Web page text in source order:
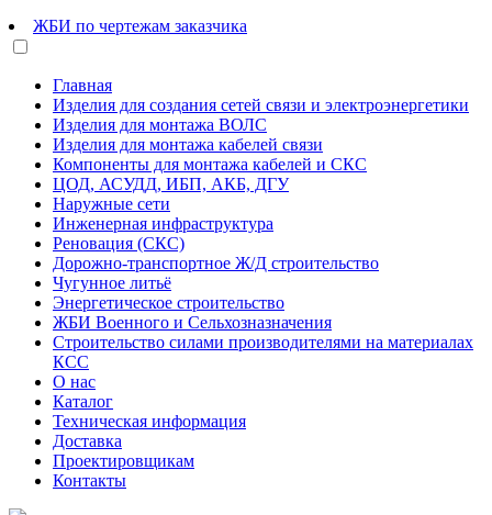
ЖБИ по чертежам заказчика
Главная
Изделия для создания сетей связи и электроэнергетики
Изделия для монтажа ВОЛС
Изделия для монтажа кабелей связи
Компоненты для монтажа кабелей и СКС
ЦОД, АСУДД, ИБП, АКБ, ДГУ
Наружные сети
Инженерная инфраструктура
Реновация (СКС)
Дорожно-транспортное Ж/Д строительство
Чугунное литьё
Энергетическое строительство
ЖБИ Военного и Сельхозназначения
Строительство силами производителями на материалах
КСС
О нас
Каталог
Техническая информация
Доставка
Проектировщикам
Контакты